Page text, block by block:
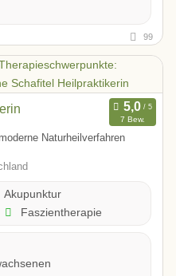
99
7 Bew.
Naturheilverfahren
Akupunktur
Faszientherapie